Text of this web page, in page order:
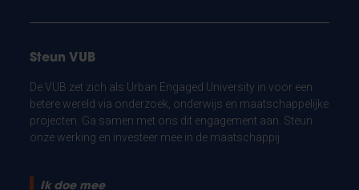
Steun VUB
De VUB zet zich als Urban Engaged University in voor een
betere wereld via onderzoek, onderwijs en maatschappelijke
projecten. Ga samen met ons dit engagement aan. Steun
onze werking en investeer mee in de maatschappij.
Ik doe mee